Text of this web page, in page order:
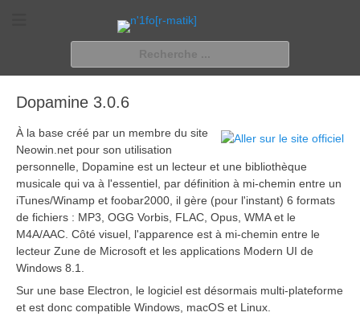
n'1fo[r-matik]
Pour les nymphos d'infos en info…
Dopamine 3.0.6
À la base créé par un membre du site
Neowin.net pour son utilisation
personnelle, Dopamine est un lecteur et une bibliothèque
musicale qui va à l'essentiel, par définition à mi-chemin entre un
iTunes/Winamp et foobar2000, il gère (pour l'instant) 6 formats
de fichiers : MP3, OGG Vorbis, FLAC, Opus, WMA et le
M4A/AAC. Côté visuel, l'apparence est à mi-chemin entre le
lecteur Zune de Microsoft et les applications Modern UI de
Windows 8.1.
Sur une base Electron, le logiciel est désormais multi-plateforme
et est donc compatible Windows, macOS et Linux.